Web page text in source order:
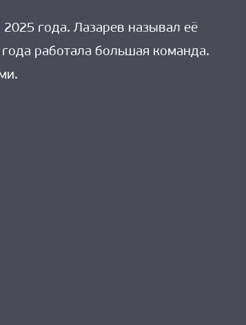
года. Лазарев называл её
работала большая команда.